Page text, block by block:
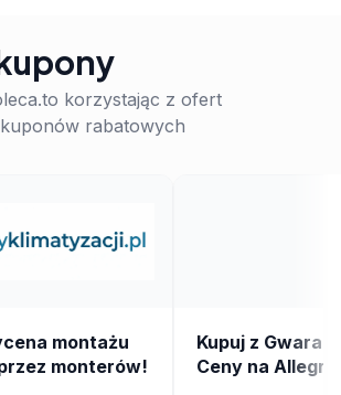
korzystając z ofert
rabatowych
montażu
monterów!
Kupuj z
Ceny na